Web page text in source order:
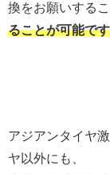
換をお願いするこ
ることが可能で
アジアンタイヤ
ヤ以外にも、